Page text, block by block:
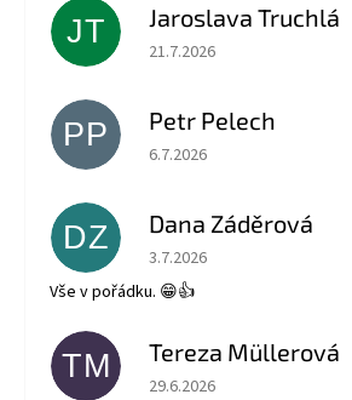
JT Jaroslava Truchlá
Hodnocení obchodu je 5 z 5
21.7.2026
PP Petr Pelech
Hodnocení obchodu je 5 z 5
6.7.2026
DZ Dana Záděrová
Hodnocení obchodu je 5 z 5
3.7.2026
Vše v pořádku. 😁👍
TM Tereza Müllerová
Hodnocení obchodu je 5 z 5
29.6.2026